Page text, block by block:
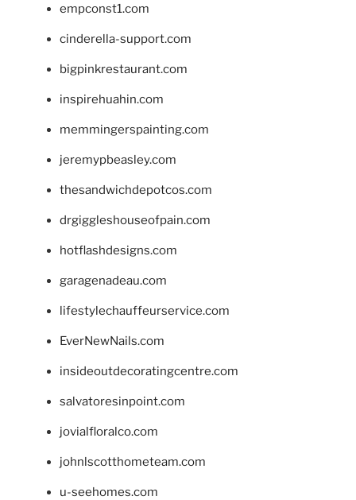
empconst1.com
cinderella-support.com
bigpinkrestaurant.com
inspirehuahin.com
memmingerspainting.com
jeremypbeasley.com
thesandwichdepotcos.com
drgiggleshouseofpain.com
hotflashdesigns.com
garagenadeau.com
lifestylechauffeurservice.com
EverNewNails.com
insideoutdecoratingcentre.com
salvatoresinpoint.com
jovialfloralco.com
johnlscotthometeam.com
u-seehomes.com